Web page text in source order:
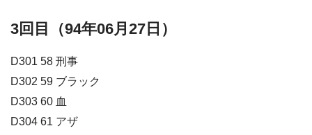
3回目（94年06月27日）
D301 58 刑事
D302 59 ブラック
D303 60 血
D304 61 アザ